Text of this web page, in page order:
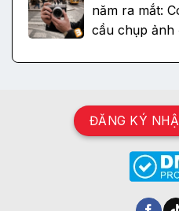
năm ra mắt:
cầu chụp ảnh
ĐĂNG KÝ